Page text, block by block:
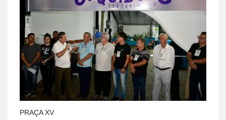
PRAÇA XV